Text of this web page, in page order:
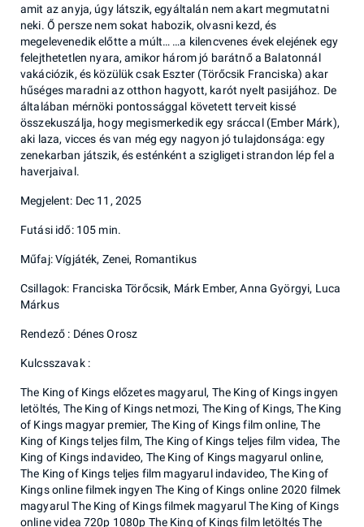
amit az anyja, úgy látszik, egyáltalán nem akart megmutatni
neki. Ő persze nem sokat habozik, olvasni kezd, és
megelevenedik előtte a múlt… …a kilencvenes évek elejének egy
felejthetetlen nyara, amikor három jó barátnő a Balatonnál
vakációzik, és közülük csak Eszter (Törőcsik Franciska) akar
hűséges maradni az otthon hagyott, karót nyelt pasijához. De
általában mérnöki pontossággal követett terveit kissé
összekuszálja, hogy megismerkedik egy sráccal (Ember Márk),
aki laza, vicces és van még egy nagyon jó tulajdonsága: egy
zenekarban játszik, és esténként a szigligeti strandon lép fel a
haverjaival.
Megjelent: Dec 11, 2025
Futási idő: 105 min.
Műfaj: Vígjáték, Zenei, Romantikus
Csillagok: Franciska Törőcsik, Márk Ember, Anna Györgyi, Luca
Márkus
Rendező : Dénes Orosz
Kulcsszavak :
The King of Kings előzetes magyarul, The King of Kings ingyen
letöltés, The King of Kings netmozi, The King of Kings, The King
of Kings magyar premier, The King of Kings film online, The
King of Kings teljes film, The King of Kings teljes film videa, The
King of Kings indavideo, The King of Kings magyarul online,
The King of Kings teljes film magyarul indavideo, The King of
Kings online filmek ingyen The King of Kings online 2020 filmek
magyarul The King of Kings filmek magyarul The King of Kings
online videa 720p 1080p The King of Kings film letöltés The